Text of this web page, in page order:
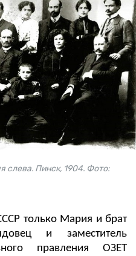
слева. Пинск, 1904. Фото:
только Мария и брат
и заместитель
правления ОЗЕТ